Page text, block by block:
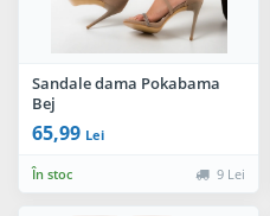
Sandale dama Pokabama
Bej
65,99 Lei
În stoc 9 Lei